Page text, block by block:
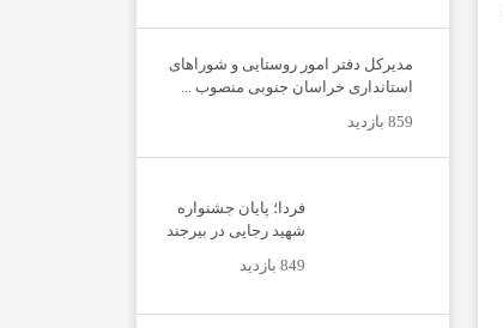
مدیرکل دفتر امور روستایی و شوراهای
استانداری خراسان جنوبی منصوب ...
859 بازدید
فردا؛ پایان جشنواره
شهید رجایی در بیرجند
849 بازدید